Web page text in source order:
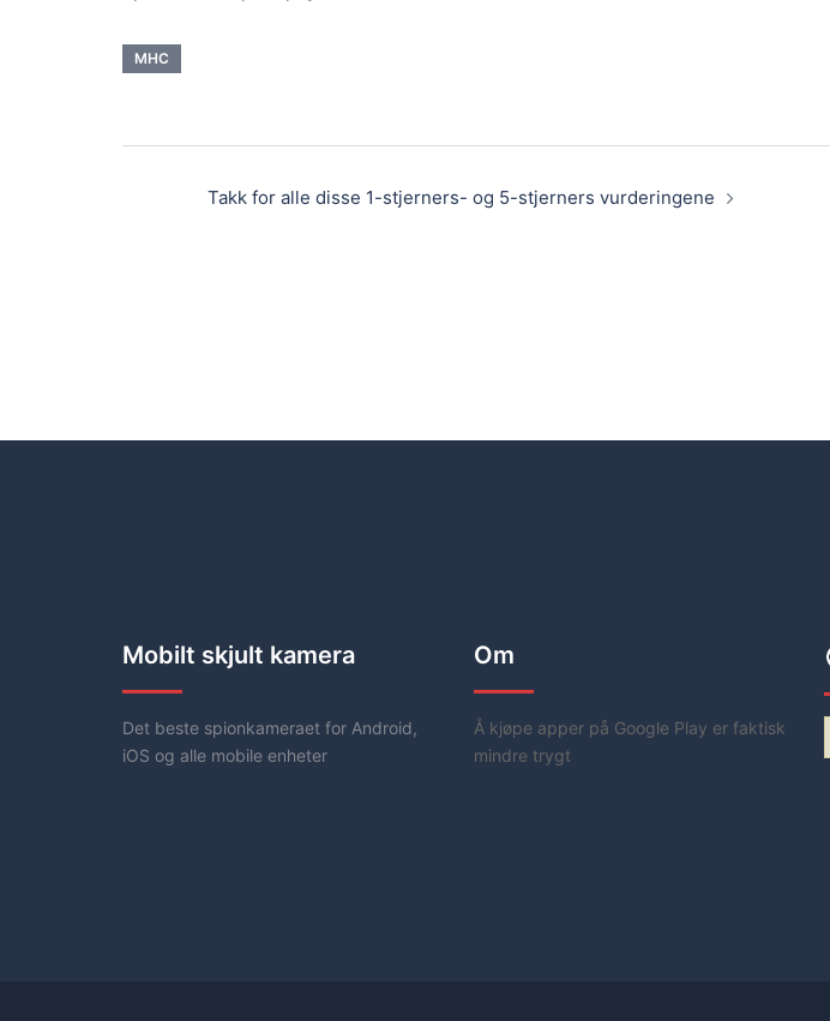
MHC
Takk for alle disse 1-stjerners- og 5-stjerners vurderingene
Mobilt skjult kamera
Det beste spionkameraet for Android,
iOS og alle mobile enheter
Om
Å kjøpe apper på Google Play er faktisk
mindre trygt